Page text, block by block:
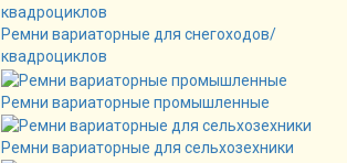
Ремни вариаторные для снегоходов/
квадроциклов
Ремни вариаторные промышленные
Ремни вариаторные для сельхозехники